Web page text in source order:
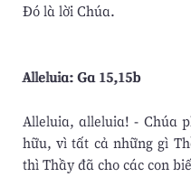
Ðó là lời Chúa.
Alleluia: Ga 15,15b
Alleluia, alleluia! - Chúa
hữu, vì tất cả những gì
thì Thầy đã cho các con